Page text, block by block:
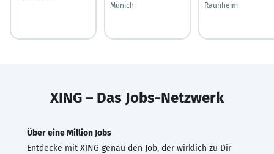
Munich
Raunheim
XING – Das Jobs-Netzwerk
Über eine Million Jobs
Entdecke mit XING genau den Job, der wirklich zu Dir